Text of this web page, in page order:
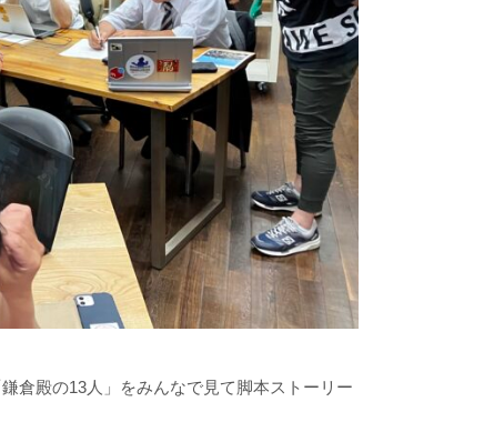
倉殿の13人」をみんなで見て脚本ストーリー